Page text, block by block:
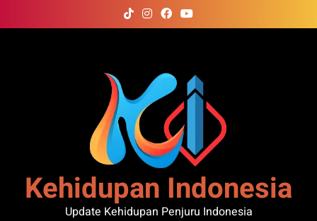
to
Kehidupan Indonesia
Update Kehidupan Penjuru Indonesia